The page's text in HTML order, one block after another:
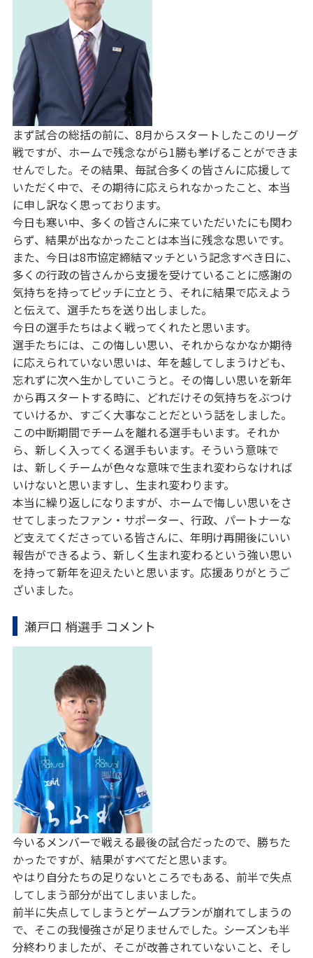
まず試合の総括の前に、8月からスタートしたこのリーグ
戦ですが、ホームで残念ながら1勝も挙げることができま
せんでした。その結果、毎試合多くの皆さんに応援して
いただく中で、その期待に応えられなかったこと、本当
に申し訳なく思っております。
今日も寒い中、多くの皆さんに来ていただいたにも関わ
らず、結果が出なかったことは本当に残念な思いです。
また、今日は8市協定締結マッチという記念すべき日に、
多くの行政の皆さんから支援を受けていることに感謝の
気持ちを持ってピッチに立とう、それに結果で応えよう
と伝えて、選手たちを送り出しました。
今日の選手たちはよく戦ってくれたと思います。
選手たちには、この悔しい思い、それからなかなか期待
に応えられていない思いは、年を越してしまうけども、
忘れずに次へ生かしていこうと。その悔しい思いを新年
から再スタートする時に、どれだけその気持ちをぶつけ
ていけるか、すごく大事なことだという話をしました。
この中断期間でチームを離れる選手もいます。それか
ら、新しく入ってくる選手もいます。そういう意味で
は、新しくチームが色々な意味で生まれ変わらなければ
いけないと思いますし、生まれ変わります。
本当に繰り返しになりますが、ホームで悔しい思いをさ
せてしまったファン・サポーター、行政、パートナーな
ど支えてくださっている皆さんに、年明け再開後にいい
報告ができるよう、新しく生まれ変わるという強い思い
を持って新年を迎えたいと思います。応援ありがとうご
ざいました。
瀬戸口 梢選手 コメント
今いるメンバーで戦える最後の試合だったので、勝ちた
かったですが、結果がすべてだと思います。
やはり自分たちの足りないところでもある、前半で失点
してしまう部分が出てしまいました。
前半に失点してしまうとゲームプランが崩れてしまうの
で、そこの我慢強さが足りませんでした。シーズンも半
分終わりましたが、そこが改善されていないこと、そし